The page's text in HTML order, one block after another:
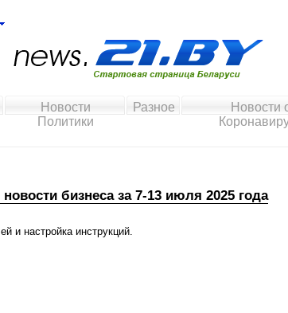
Новости
Политики
Разное
Новости
бизнеса за 7-13 июля 2025 года
и настройка инструкций.